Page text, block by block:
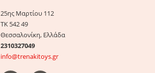
25ης Μαρτίου 112
ΤΚ 542 49
Θεσσαλονίκη, Ελλάδα
2310327049
info@trenakitoys.gr